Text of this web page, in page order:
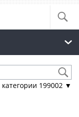
категории 199002 ▼